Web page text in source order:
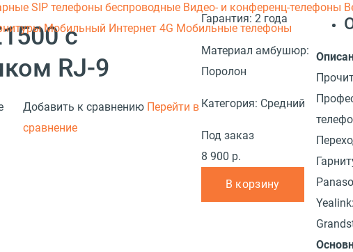
SIP телефоны беспроводные Видео- и конференц-телефоны
Мобильный Интернет 4G Мобильные телефоны
с
RJ-9
Добавить к сравнению Перейти в
сравнение
Гарантия: 2 года
Материал амбушюр:
Поролон
Категория: Средний
Под заказ
8 900 р.
В корзину